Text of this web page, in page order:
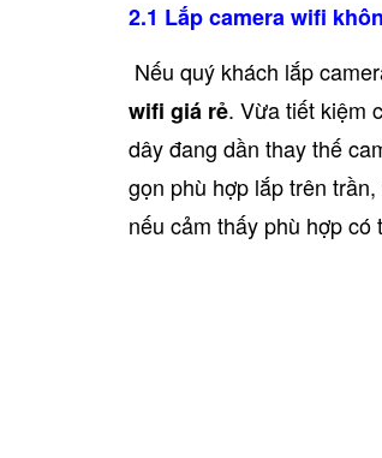
2.1 Lắp camera wifi
Nếu quý khách lắp
wifi giá rẻ. Vừa tiết kiệm
dây đang dần thay thế
gọn phù hợp lắp trên
nếu cảm thấy phù hợp